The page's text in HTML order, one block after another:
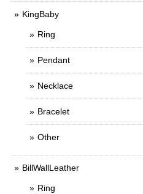
KingBaby
Ring
Pendant
Necklace
Bracelet
Other
BillWallLeather
Ring